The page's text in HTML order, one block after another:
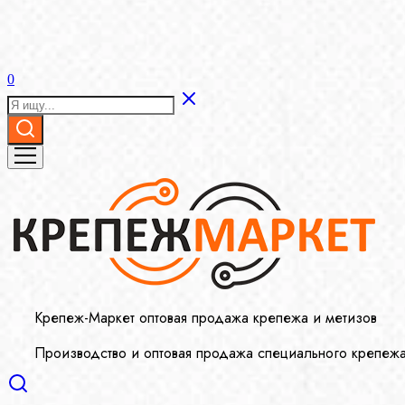
0
Крепеж-Маркет оптовая продажа крепежа и метизов
Производство и оптовая продажа специального